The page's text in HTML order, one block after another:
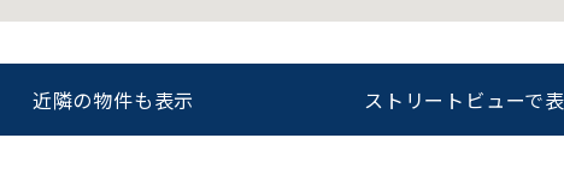
スムーズにご案内できます
0120-620-213
平日 9:00〜18:00
近隣の物件も表示 ストリートビューで